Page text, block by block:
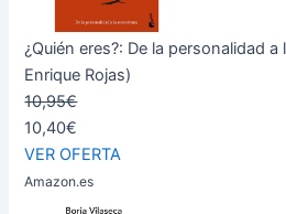
¿Quién eres?: De la personalidad
Enrique Rojas)
10,95€
10,40€
VER OFERTA
Amazon.es